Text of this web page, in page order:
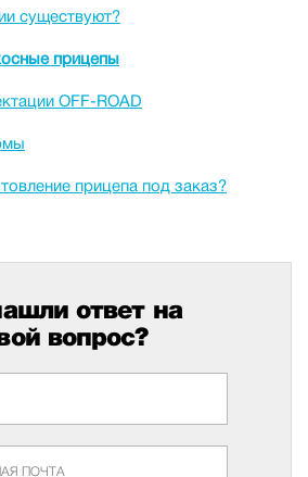
существуют?
прицепы
OFF-ROAD
прицепа под заказ?
ответ на
вопрос?